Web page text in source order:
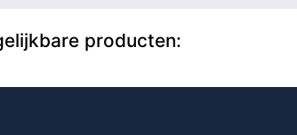
producten: